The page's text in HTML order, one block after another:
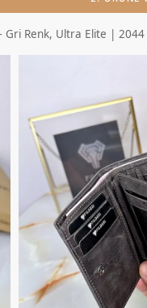
Gri Renk, Ultra Elite | 2044